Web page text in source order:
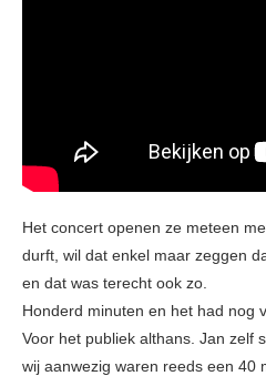
Het concert openen ze meteen
durft, wil dat enkel maar zeggen
en dat was terecht ook zo.
Honderd minuten en het had nog
Voor het publiek althans. Jan zelf
wij aanwezig waren reeds een 40